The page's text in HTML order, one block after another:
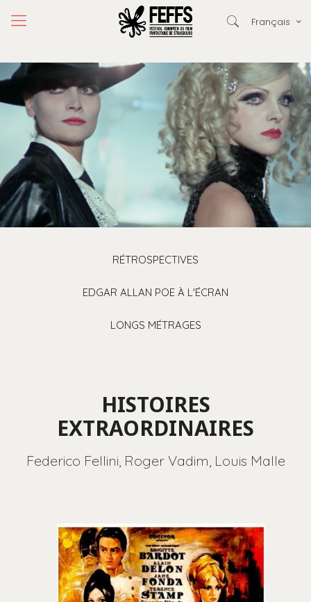
Français
RÉTROSPECTIVES
EDGAR ALLAN POE À L'ÉCRAN
LONGS MÉTRAGES
HISTOIRES
EXTRAORDINAIRES
Federico Fellini, Roger Vadim, Louis Malle